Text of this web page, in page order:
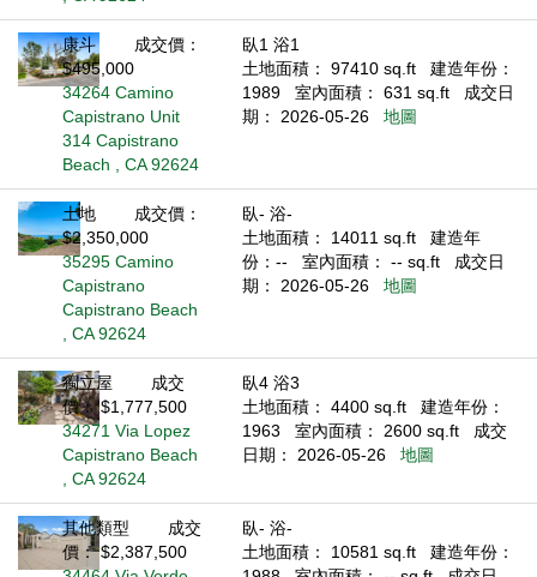
康斗
成交價：
$495,000
34264 Camino
Capistrano Unit
314 Capistrano
Beach , CA 92624
臥1 浴1
土地面積： 97410 sq.ft
建造年份：
1989
室內面積： 631 sq.ft
成交日
期： 2026-05-26
地圖
土地
成交價：
$2,350,000
35295 Camino
Capistrano
Capistrano Beach
, CA 92624
臥- 浴-
土地面積： 14011 sq.ft
建造年
份：--
室內面積： -- sq.ft
成交日
期： 2026-05-26
地圖
獨立屋
成交
價： $1,777,500
34271 Via Lopez
Capistrano Beach
, CA 92624
臥4 浴3
土地面積： 4400 sq.ft
建造年份：
1963
室內面積： 2600 sq.ft
成交
日期： 2026-05-26
地圖
其他類型
成交
價： $2,387,500
臥- 浴-
土地面積： 10581 sq.ft
建造年份：